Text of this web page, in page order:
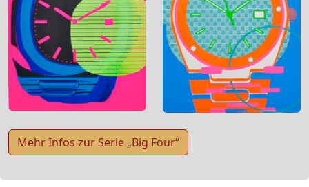
Mehr Infos zur Serie „Big Four“